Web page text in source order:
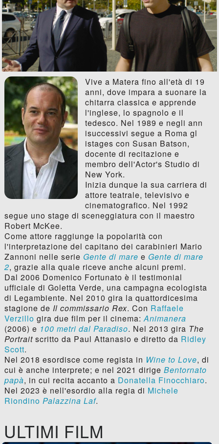
Vive a Matera fino all'età di 19
anni, dove impara a suonare la
chitarra classica e apprende
l'inglese, lo spagnolo e il
tedesco. Nel 1989 e negli ann
isuccessivi segue a Roma gl
istages con Susan Batson,
docente di recitazione e
membro dell'Actor's Studio di
New York.
Inizia dunque la sua carriera di
attore teatrale, televisivo e
cinematografico. Nel 1992
segue uno stage di sceneggiatura con il maestro
Robert McKee.
Come attore raggiunge la popolarità con
l'interpretazione del capitano dei carabinieri Mario
Zannoni nelle serie Gente di mare e Gente di mare
2, grazie alla quale riceve anche alcuni premi.
Dal 2006 Domenico Fortunato è il testimonial
ufficiale di Goletta Verde, una campagna ecologista
di Legambiente. Nel 2010 gira la quattordicesima
stagione de Il commissario Rex. Con Raffaele
Verzillo gira due film per il cinema:Animanera
(2006) e 100 metri dal Paradiso. Nel 2013 gira The
Portraitscritto da Paul Attanasio e diretto da Ridley
Scott.
Nel 2018 esordisce come regista in Wine to Love, di
cui è anche interprete; e nel 2021 dirige Bentornato
papà, in cui recita accanto a Donatella Finocchiaro.
Nel 2023 è nell'esordio alla regia di Michele
Riondino Palazzina Laf.
ULTIMI FILM